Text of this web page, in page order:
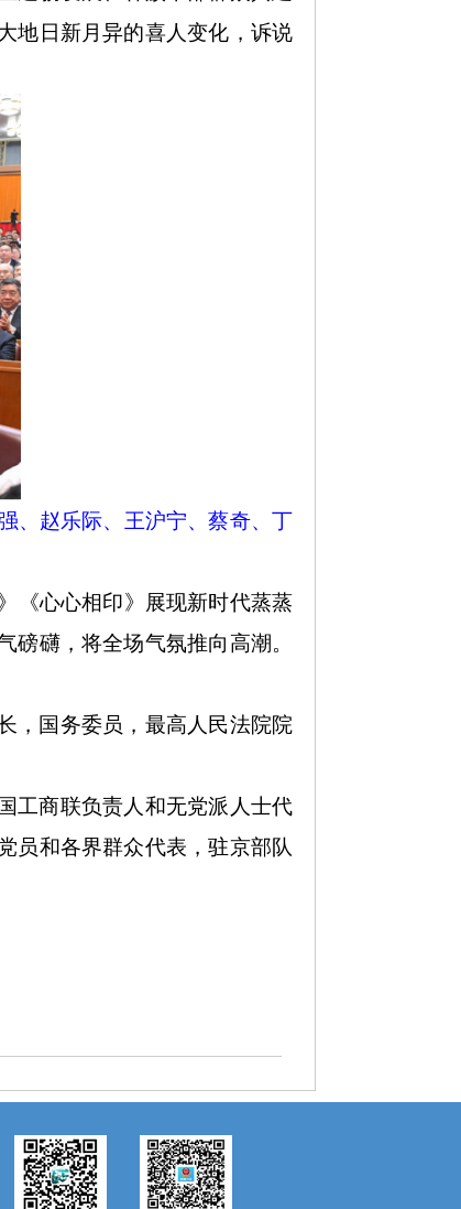
地日新月异的喜人变化，诉说
、赵乐际、王沪宁、蔡奇、丁
《心心相印》展现新时代蒸蒸
礴，将全场气氛推向高潮。
，国务委员，最高人民法院院
工商联负责人和无党派人士代
员和各界群众代表，驻京部队